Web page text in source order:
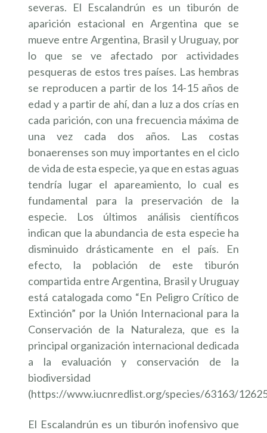
severas. El Escalandrún es un tiburón de
aparición estacional en Argentina que se
mueve entre Argentina, Brasil y Uruguay, por
lo que se ve afectado por actividades
pesqueras de estos tres países. Las hembras
se reproducen a partir de los 14-15 años de
edad y a partir de ahí, dan a luz a dos crías en
cada parición, con una frecuencia máxima de
una vez cada dos años. Las costas
bonaerenses son muy importantes en el ciclo
de vida de esta especie, ya que en estas aguas
tendría lugar el apareamiento, lo cual es
fundamental para la preservación de la
especie. Los últimos análisis científicos
indican que la abundancia de esta especie ha
disminuido drásticamente en el país. En
efecto, la población de este tiburón
compartida entre Argentina, Brasil y Uruguay
está catalogada como “En Peligro Crítico de
Extinción” por la Unión Internacional para la
Conservación de la Naturaleza, que es la
principal organización internacional dedicada
a la evaluación y conservación de la
biodiversidad
(https://www.iucnredlist.org/species/63163/
El Escalandrún es un tiburón inofensivo que